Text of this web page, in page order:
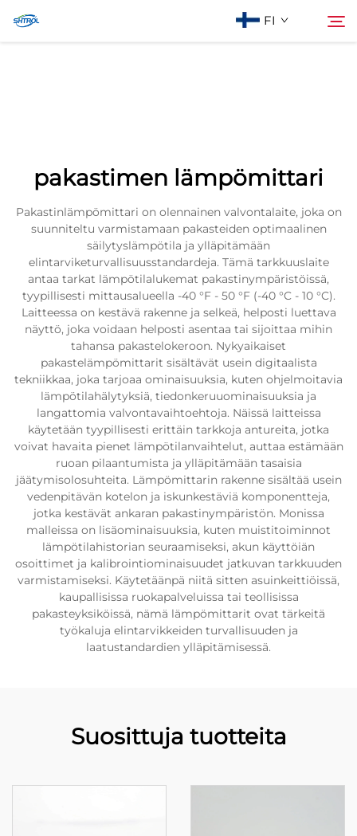
FI
Ota Yhteyttä
pakastimen lämpömittari
Pakastinlämpömittari on olennainen valvontalaite, joka on
suunniteltu varmistamaan pakasteiden optimaalinen
säilytyslämpötila ja ylläpitämään
elintarviketurvallisuusstandardeja. Tämä tarkkuuslaite
antaa tarkat lämpötilalukemat pakastinympäristöissä,
tyypillisesti mittausalueella -40 °F - 50 °F (-40 °C - 10 °C).
Laitteessa on kestävä rakenne ja selkeä, helposti luettava
näyttö, joka voidaan helposti asentaa tai sijoittaa mihin
tahansa pakastelokeroon. Nykyaikaiset
pakastelämpömittarit sisältävät usein digitaalista
tekniikkaa, joka tarjoaa ominaisuuksia, kuten ohjelmoitavia
lämpötilahälytyksiä, tiedonkeruuominaisuuksia ja
langattomia valvontavaihtoehtoja. Näissä laitteissa
käytetään tyypillisesti erittäin tarkkoja antureita, jotka
voivat havaita pienet lämpötilanvaihtelut, auttaa estämään
ruoan pilaantumista ja ylläpitämään tasaisia
jäätymisolosuhteita. Lämpömittarin rakenne sisältää usein
vedenpitävän kotelon ja iskunkestäviä komponentteja,
jotka kestävät ankaran pakastinympäristön. Monissa
malleissa on lisäominaisuuksia, kuten muistitoiminnot
lämpötilahistorian seuraamiseksi, akun käyttöiän
osoittimet ja kalibrointiominaisuudet jatkuvan tarkkuuden
varmistamiseksi. Käytetäänpä niitä sitten asuinkeittiöissä,
kaupallisissa ruokapalveluissa tai teollisissa
pakasteyksiköissä, nämä lämpömittarit ovat tärkeitä
työkaluja elintarvikkeiden turvallisuuden ja
laatustandardien ylläpitämisessä.
Suosittuja tuotteita